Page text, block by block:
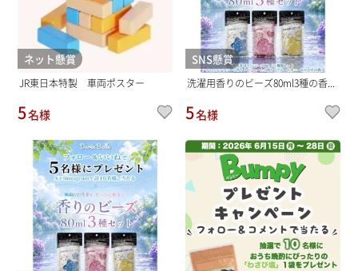
ネット懸賞
JR東日本特製 車両ポスター
5名様
SNS懸賞
洗濯用香りのビーズ80ml3種の香...
5名様